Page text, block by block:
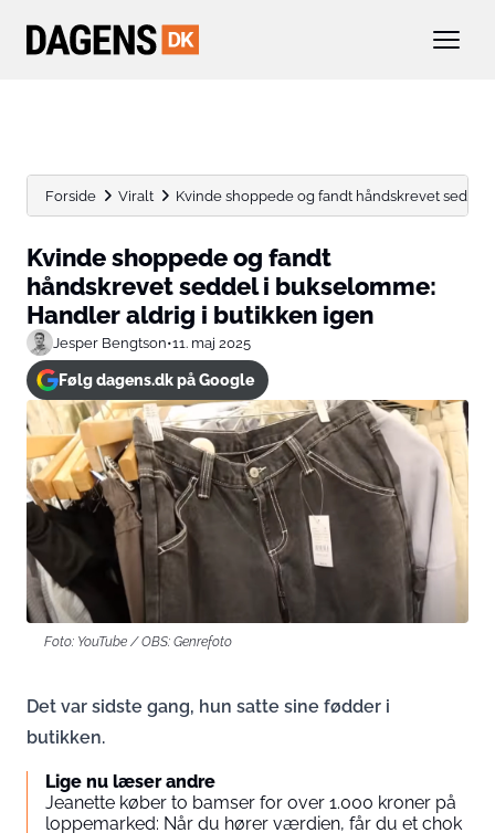
Forside Viralt Kvinde shoppede og fandt håndskrevet seddel
Kvinde shoppede og fandt
håndskrevet seddel i bukselomme:
Handler aldrig i butikken igen
Jesper Bengtson•11. maj 2025
Følg dagens.dk på Google
Foto: YouTube / OBS: Genrefoto
Det var sidste gang, hun satte sine fødder i
butikken.
Lige nu læser andre
Jeanette køber to bamser for over 1.000 kroner på
loppemarked: Når du hører værdien, får du et chok